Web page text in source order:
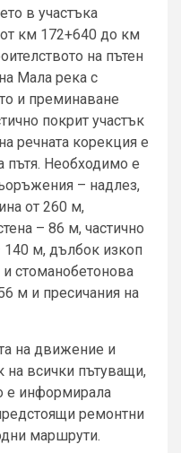
в участъка
км 172+640 до км
на пътен
Мала река с
и преминаване
покрит участък
речната корекция е
пътя. Необходимо е
– надлез,
от 260 м,
– 86 м, частично
140 м, дълбок изкоп
стоманобетонова
м и пресичания на
на движение и
на всички пътуващи,
е информирала
ремонтни
маршрути.